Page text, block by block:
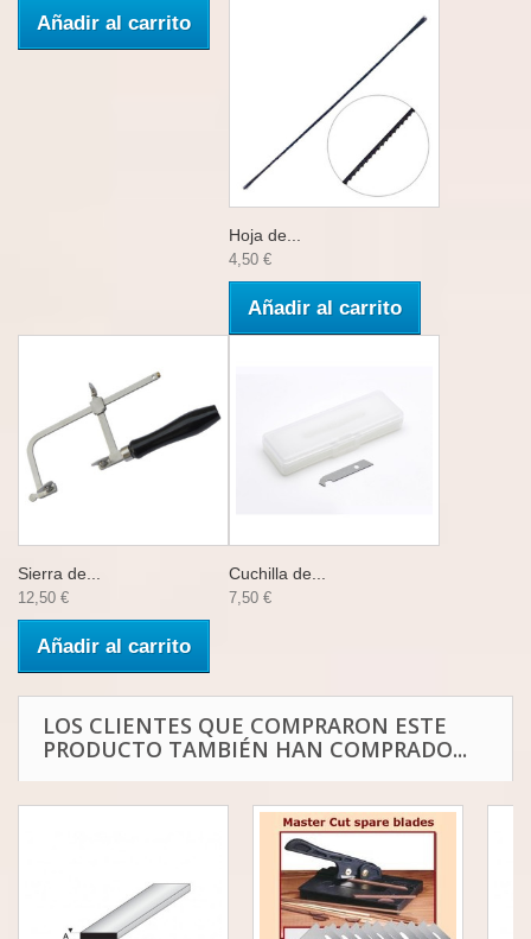
Añadir al carrito
Hoja de...
4,50 €
Añadir al carrito
Sierra de...
12,50 €
Añadir al carrito
Cuchilla de...
7,50 €
LOS CLIENTES QUE COMPRARON ESTE
PRODUCTO TAMBIÉN HAN COMPRADO...